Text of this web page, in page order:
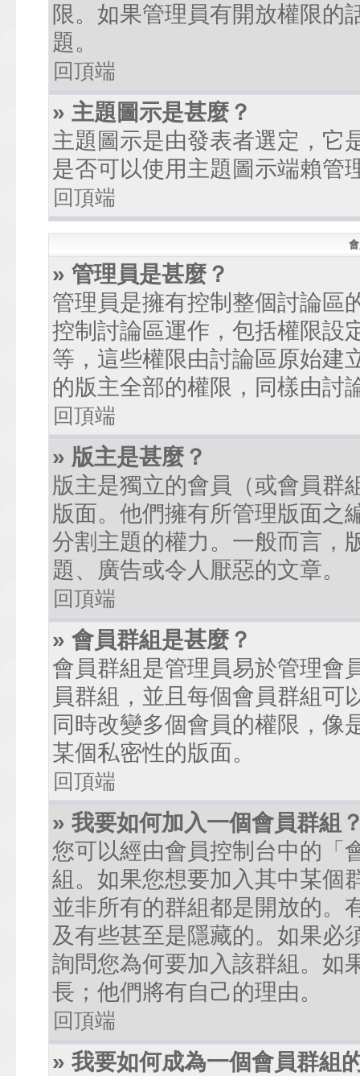
限。如果管理員有開放權限的
題。
回頂端
» 主題圖示是甚麼？
主題圖示是由發表者選定，它
是否可以使用主題圖示端賴管
回頂端
» 管理員是甚麼？
管理員是擁有控制整個討論區
控制討論區運作，包括權限設
等，這些權限由討論區原始建
的版主全部的權限，同樣由討
回頂端
» 版主是甚麼？
版主是獨立的會員（或會員群
版面。他們擁有所管理版面之
分割主題的權力。一般而言，
題、廣告或令人厭惡的文章。
回頂端
» 會員群組是甚麼？
會員群組是管理員易於管理會
員群組，並且每個會員群組可
同時改變多個會員的權限，像
某個私密性的版面。
回頂端
» 我要如何加入一個會員群組
您可以經由會員控制台中的「
組。如果您想要加入其中某個
並非所有的群組都是開放的。
及有些甚至是隱藏的。如果必
詢問您為何要加入該群組。如
長；他們將有自己的理由。
回頂端
» 我要如何成為一個會員群組